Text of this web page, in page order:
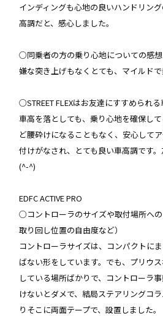
インディングも心地の良いハンドリン
高調だと、感心しました。
○同乗者の方の乗り心地についての感想
嫌な突き上げもなくとても、マイルド
○STREET FLEXはお友達にすすめられ
車高を落としても、乗り心地を確保し
ど腰砕けになることもなく、安心して
付けがなされ、とても良い車高調です
(^-^)
EDFC ACTIVE PRO
○コントローラのサイズや取付場所へ
取り回し位置の自由度など）
コントローラサイズは、コンパクトに
ばない形をしています。でも、プリウ
している場所ばかりで、コントローラ
けないとダメで、結局ステアリングコ
りそこに両面テープで、設置しました。